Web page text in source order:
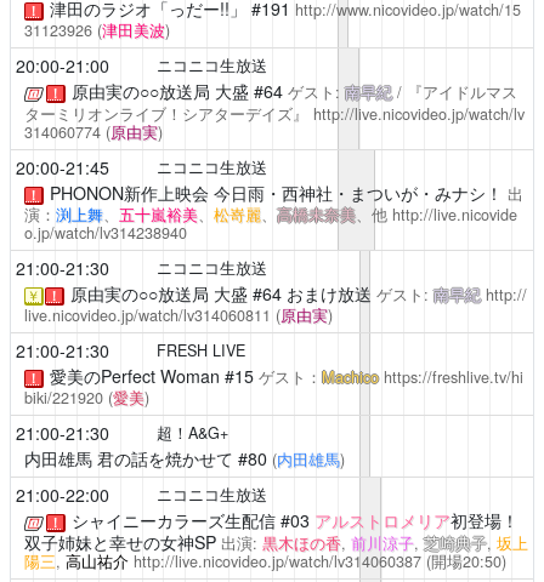
！ 津田のラジオ「っだー!!」 #191 http://www.nicovideo.jp/watch/15
31123926 (津田美波)
20:00-21:00 ニコニコ生放送
！ 原由実の○○放送局 大盛 #64 ゲスト:南早紀/ 『アイドルマス
ターミリオンライブ！シアターデイズ』
http://live.nicovideo.jp/watch/lv
314060774 (原由実)
20:00-21:45 ニコニコ生放送
！ PHONON新作上映会今日雨・西神社・まついが・みナシ！
出
演： 渕上舞、 五十嵐裕美、 松嵜麗、高橋未奈美、他 http://live.nicovide
o.jp/watch/lv314238940
21:00-21:30 ニコニコ生放送
￥ ！ 原由実の○○放送局 大盛 #64 おまけ放送 ゲスト:南早紀 http://
live.nicovideo.jp/watch/lv314060811 (原由実)
21:00-21:30 FRESH LIVE
！ 愛美のPerfect Woman #15 ゲスト： Machico https://freshlive.tv/hi
biki/221920 (愛美)
21:00-21:30 超！A&G+
内田雄馬 君の話を焼かせて #80 (内田雄馬)
21:00-22:00 ニコニコ生放送
！ シャイニーカラーズ生配信#03 アルストロメリア初登場！
双子姉妹と幸せの女神SP 出演: 黒木ほの香, 前川涼子,芝崎典子, 坂上
陽三, 高山祐介 http://live.nicovideo.jp/watch/lv314060387(開場20:50)